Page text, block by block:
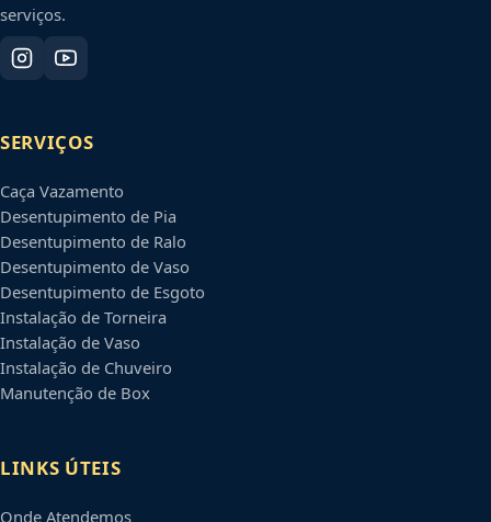
serviços.
SERVIÇOS
Caça Vazamento
Desentupimento de Pia
Desentupimento de Ralo
Desentupimento de Vaso
Desentupimento de Esgoto
Instalação de Torneira
Instalação de Vaso
Instalação de Chuveiro
Manutenção de Box
LINKS ÚTEIS
Onde Atendemos